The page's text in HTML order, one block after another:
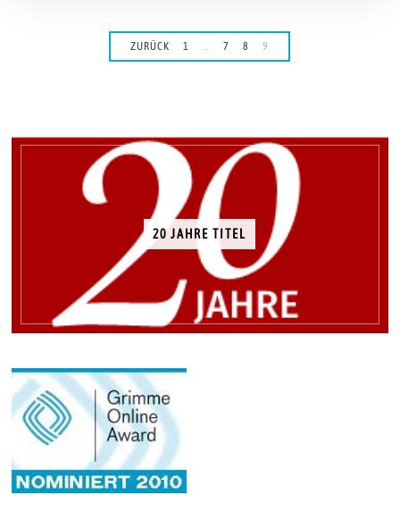
ZURÜCK 1 7 8 9
20 JAHRE TITEL